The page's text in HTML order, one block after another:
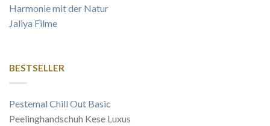
Harmonie mit der Natur
Jaliya Filme
BESTSELLER
Pestemal Chill Out Basic
Peelinghandschuh Kese Luxus